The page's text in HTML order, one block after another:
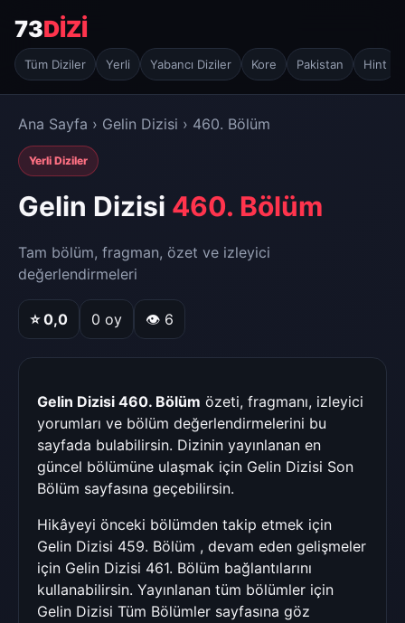
73DİZİ
Tüm Diziler Yerli Yabancı Diziler Kore Pakistan Hint
Ana Sayfa › Gelin Dizisi › 460. Bölüm
Yerli Diziler
Gelin Dizisi 460. Bölüm
Tam bölüm, fragman, özet ve izleyici
değerlendirmeleri
⭐0,0 0 oy 👁 6
Gelin Dizisi 460. Bölüm özeti, fragmanı, izleyici
yorumları ve bölüm değerlendirmelerini bu
sayfada bulabilirsin. Dizinin yayınlanan en
güncel bölümüne ulaşmak için Gelin Dizisi Son
Bölüm sayfasına geçebilirsin.
Hikâyeyi önceki bölümden takip etmek için
Gelin Dizisi 459. Bölüm , devam eden gelişmeler
için Gelin Dizisi 461. Bölüm bağlantılarını
kullanabilirsin. Yayınlanan tüm bölümler için
Gelin Dizisi Tüm Bölümler sayfasına göz